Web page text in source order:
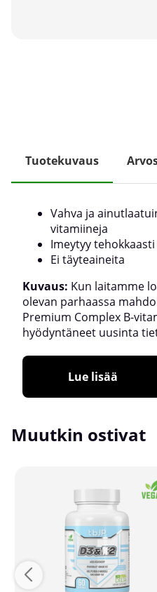
Tuotekuvaus
Vahva ja
vitamiineja
Imeytyy
Ei täyteaineita
Kuvaus: Kun laitamme
olevan parhaassa
Premium Complex B-
hyödyntäneet uusinta
Lue lisää
Muutkin ostivat